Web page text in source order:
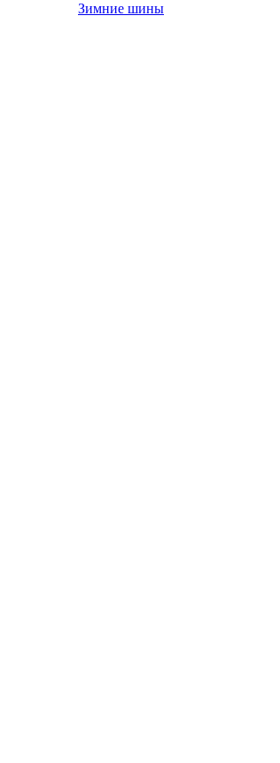
Зимние шины